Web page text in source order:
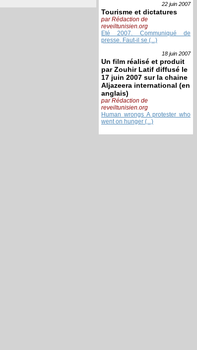
22 juin 2007
Tourisme et dictatures
par Rédaction de
reveiltunisien.org
Eté 2007. Communiqué de
presse. Faut-il se (...)
18 juin 2007
Un film réalisé et produit
par Zouhir Latif diffusé le
17 juin 2007 sur la chaine
Aljazeera international (en
anglais)
par Rédaction de
reveiltunisien.org
Human wrongs A protester who
went on hunger (...)